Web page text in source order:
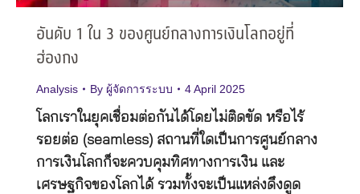
อันดับ 1 ใน 3 ของศูนย์กลางการเงินโลกอยู่ที่
ฮ่องกง
Analysis By ผู้จัดการระบบ 4 April 2025
โลกเราในยุคเชื่อมต่อกันได้โดยไม่ติดขัด หรือไร้
รอยต่อ (seamless) สถานที่ใดเป็นการศูนย์กลาง
การเงินโลกก็จะควบคุมทิศทางการเงิน และ
เศรษฐกิจของโลกได้ รวมทั้งจะเป็นแหล่งดึงดูด